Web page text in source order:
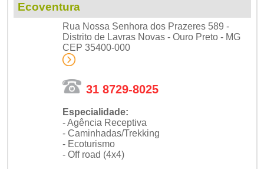
Ecoventura
Rua Nossa Senhora dos Prazeres 589 -
Distrito de Lavras Novas - Ouro Preto - MG
CEP 35400-000
31 8729-8025
Especialidade:
- Agência Receptiva
- Caminhadas/Trekking
- Ecoturismo
- Off road (4x4)